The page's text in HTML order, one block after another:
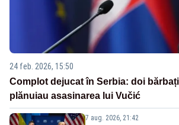
24 feb. 2026, 15:50
Complot dejucat în Serbia: doi
plănuiau asasinarea lui Vučić
7 aug. 2026, 21:42